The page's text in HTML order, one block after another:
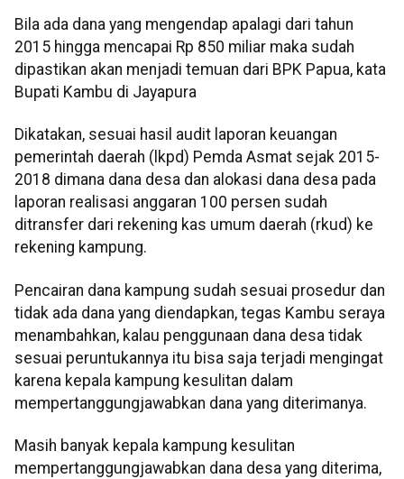
Bila ada dana yang mengendap apalagi dari tahun
2015 hingga mencapai Rp 850 miliar maka sudah
dipastikan akan menjadi temuan dari BPK Papua, kata
Bupati Kambu di Jayapura
Dikatakan, sesuai hasil audit laporan keuangan
pemerintah daerah (lkpd) Pemda Asmat sejak 2015-
2018 dimana dana desa dan alokasi dana desa pada
laporan realisasi anggaran 100 persen sudah
ditransfer dari rekening kas umum daerah (rkud) ke
rekening kampung.
Pencairan dana kampung sudah sesuai prosedur dan
tidak ada dana yang diendapkan, tegas Kambu seraya
menambahkan, kalau penggunaan dana desa tidak
sesuai peruntukannya itu bisa saja terjadi mengingat
karena kepala kampung kesulitan dalam
mempertanggungjawabkan dana yang diterimanya.
Masih banyak kepala kampung kesulitan
mempertanggungjawabkan dana desa yang diterima,